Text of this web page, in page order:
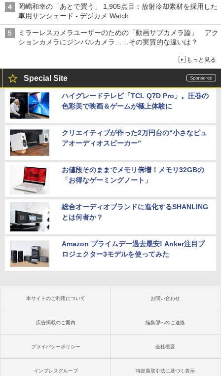
岡嶋和幸の「あとで買う」 1,905点目：放射冷却素材を採用した
車用サンシェード - デジカメ Watch
ミラーレスカメラユーザーのための「動画サブカメラ論」 アク
ションカメラにジンバルカメラ……その実質的な違いは？
もっと見る
Special Site
ハイグレードテレビ「TCL Q7D Pro」。圧巻の
色彩美で映画＆ゲームが極上体験に
クリエイティブが作った2万円台の“小さなピュ
アオーディオスピーカー”
お値段そのままでメモリ倍増！メモリ32GBの
「お得なゲーミングノート」
総合オーディオブランドに進化するSHANLING
とは何者か？
Amazon プライムデー過去最安! Anker注目プ
ロジェクター3モデルを使ってみた
本サイトのご利用について お問い合わせ
広告掲載のご案内 編集部へのご連絡
プライバシーポリシー 会社概要
インプレスグループ 特定商取引法に基づく表示